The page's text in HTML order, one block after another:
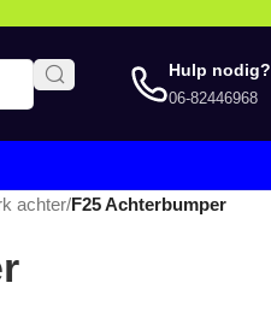
Hulp nodig?
06-82446968
achter/F25 Achterbumper